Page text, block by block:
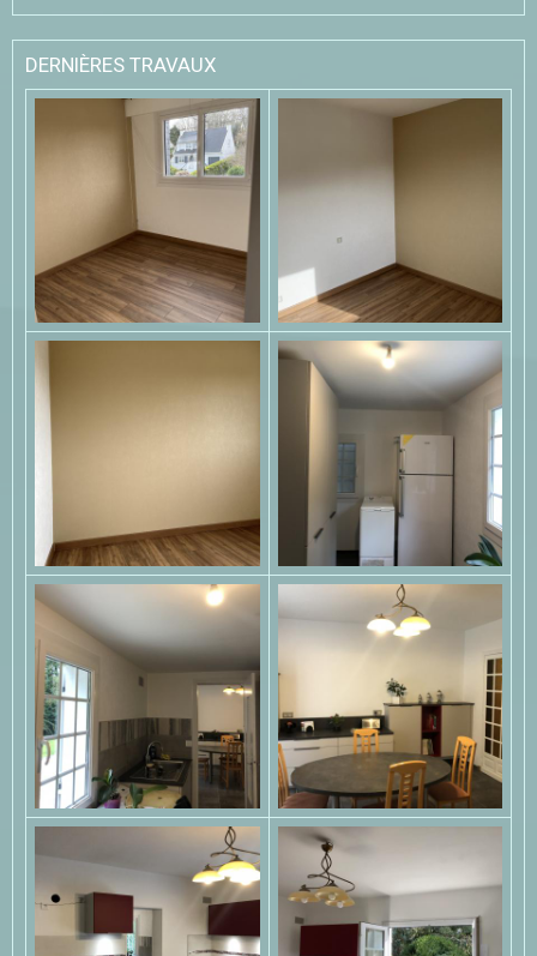
DERNIÈRES TRAVAUX